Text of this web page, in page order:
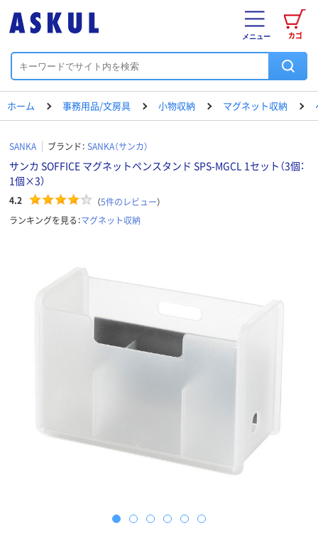
カゴ
メニュー
ホーム 事務用品/文房具 小物収納 マグネット収納
SANKA ブランド： SANKA（サンカ）
サンカ SOFFICE マグネットペンスタンド SPS-MGCL 1セット（3個：
1個×3）
4.2 （5件のレビュー）
ランキングを見る：マグネット収納